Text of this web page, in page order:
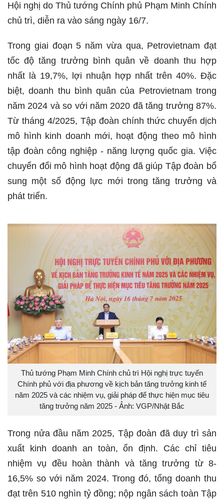
Hội nghị do Thủ tướng Chính phủ Phạm Minh Chính
chủ trì, diễn ra vào sáng ngày 16/7.
Trong giai đoạn 5 năm vừa qua, Petrovietnam đạt
tốc độ tăng trưởng bình quân về doanh thu hợp
nhất là 19,7%, lợi nhuận hợp nhất trên 40%. Đặc
biệt, doanh thu bình quân của Petrovietnam trong
năm 2024 và so với năm 2020 đã tăng trưởng 87%.
Từ tháng 4/2025, Tập đoàn chính thức chuyển dịch
mô hình kinh doanh mới, hoạt động theo mô hình
tập đoàn công nghiệp - năng lượng quốc gia. Việc
chuyển đổi mô hình hoạt động đã giúp Tập đoàn bổ
sung một số động lực mới trong tăng trưởng và
phát triển.
Thủ tướng Phạm Minh Chính chủ trì Hội nghị trực tuyến
Chính phủ với địa phương về kịch bản tăng trưởng kinh tế
năm 2025 và các nhiệm vụ, giải pháp để thực hiện mục tiêu
tăng trưởng năm 2025 - Ảnh: VGP/Nhật Bắc
Trong nửa đầu năm 2025, Tập đoàn đã duy trì sản
xuất kinh doanh an toàn, ổn định. Các chỉ tiêu
nhiệm vụ đều hoàn thành và tăng trưởng từ 8-
16,5% so với năm 2024. Trong đó, tổng doanh thu
đạt trên 510 nghìn tỷ đồng; nộp ngân sách toàn Tập